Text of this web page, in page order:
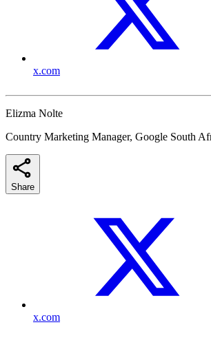
x.com
Elizma Nolte
Country Marketing Manager, Google South
Share
x.com